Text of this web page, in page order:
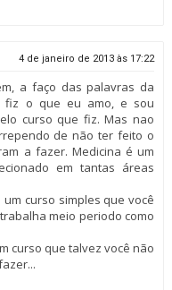
4 de janeiro de 2013 às 17:22
a faço das palavras da
fiz o que eu amo, e sou
curso que fiz. Mas nao
de não ter feito o
a fazer. Medicina é um
em tantas áreas
curso simples que você
meio periodo como
curso que talvez você não